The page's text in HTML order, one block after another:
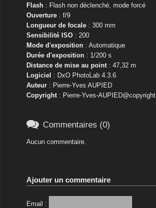
Flash: Flash non déclenché, mode forcé
Ouverture: f/9
Longueur de focale: 300 mm
Sensibilité ISO: 200
Mode d'exposition: Automatique
Durée d'exposition: 1/200 s
Distance de mise au point: 47,32 m
Logiciel : DxO PhotoLab 4.3.6
Auteur: Pierre-Yves AUPIED
Copyright: Pierre-Yves-AUPIED@copyright
 Commentaires (0)
Aucun commentaire.
Ajouter un commentaire
Email :